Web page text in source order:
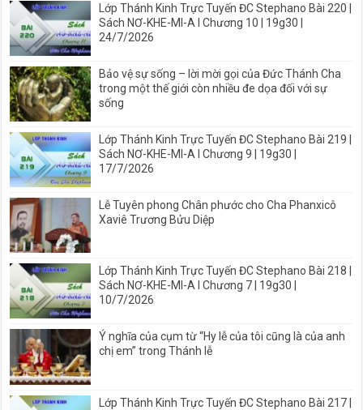
Lớp Thánh Kinh Trực Tuyến ĐC Stephano Bài 220 |
Sách NƠ-KHE-MI-A I Chương 10 | 19g30 |
24/7/2026
Bảo vệ sự sống – lời mời gọi của Đức Thánh Cha
trong một thế giới còn nhiều đe dọa đối với sự
sống
Lớp Thánh Kinh Trực Tuyến ĐC Stephano Bài 219 |
Sách NƠ-KHE-MI-A I Chương 9 | 19g30 |
17/7/2026
Lễ Tuyên phong Chân phước cho Cha Phanxicô
Xaviê Trương Bửu Diệp
Lớp Thánh Kinh Trực Tuyến ĐC Stephano Bài 218 |
Sách NƠ-KHE-MI-A I Chương 7 | 19g30 |
10/7/2026
Ý nghĩa của cụm từ “Hy lễ của tôi cũng là của anh
chị em” trong Thánh lễ
Lớp Thánh Kinh Trực Tuyến ĐC Stephano Bài 217 |